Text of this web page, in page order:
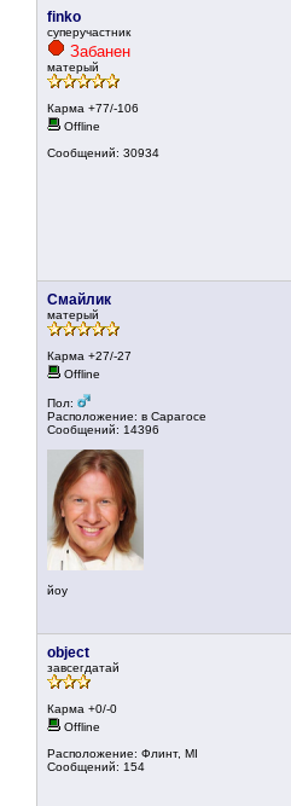
finko
суперучастник
Забанен
матерый
Карма +77/-106
Offline
Сообщений: 30934
Смайлик
матерый
Карма +27/-27
Offline
Пол:
Расположение: в Сарагосе
Сообщений: 14396
йоу
object
завсегдатай
Карма +0/-0
Offline
Расположение: Флинт, MI
Сообщений: 154